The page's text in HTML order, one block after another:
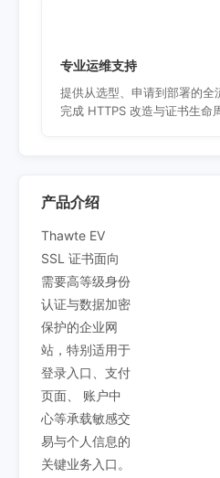
专业运维支持
提供从选型、申请到部署的全
完成 HTTPS 改造与证书生命
产品介绍
Thawte EV
SSL 证书面向
需要高等级身份
认证与数据加密
保护的企业网
站，特别适用于
登录入口、支付
页面、 账户中
心等承载敏感交
易与个人信息的
关键业务入口。